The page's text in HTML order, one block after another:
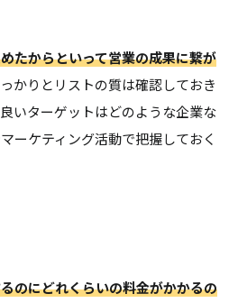
たからといって営業の成果に繋が
かりとリストの質は確認しておき
いターゲットはどのような企業な
ーケティング活動で把握しておく
のにどれくらいの料金がかかるの